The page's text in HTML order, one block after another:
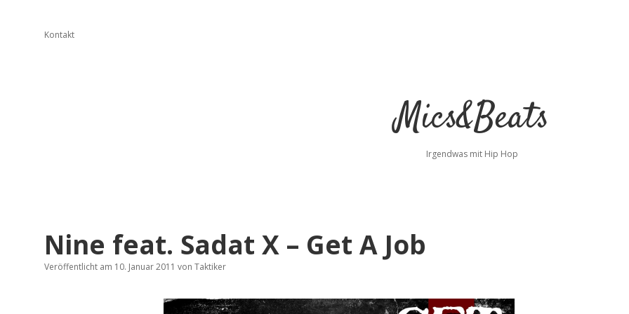
Kontakt
Mics&Beats
Irgendwas mit Hip Hop
Nine feat. Sadat X – Get A Job
Veröffentlicht am 10. Januar 2011 von Taktiker